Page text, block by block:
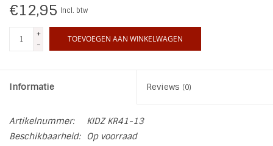
€12,95 Incl. btw
+
-
TOEVOEGEN AAN WINKELWAGEN
Informatie Reviews (0)
Artikelnummer:
KIDZ KR41-13
Beschikbaarheid:
Op voorraad